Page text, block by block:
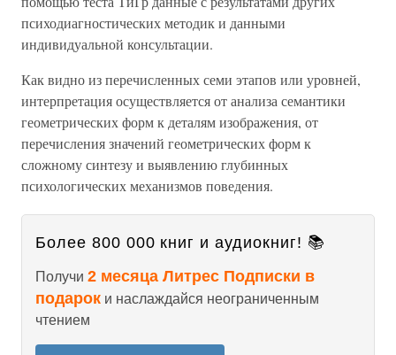
психодиагностических методик и данными
индивидуальной консультации.
Как видно из перечисленных семи этапов или уровней,
интерпретация осуществляется от анализа семантики
геометрических форм к деталям изображения, от
перечисления значений геометрических форм к
сложному синтезу и выявлению глубинных
психологических механизмов поведения.
Более 800 000 книг и аудиокниг! 📚
Получи 2 месяца Литрес Подписки в
подарок и наслаждайся неограниченным
чтением